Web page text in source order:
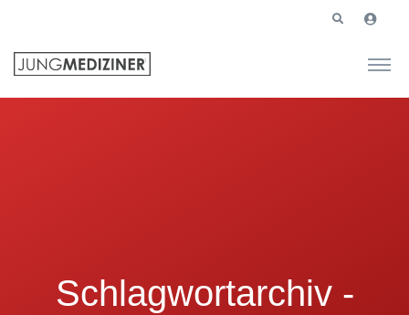
Schlagwortarchiv -